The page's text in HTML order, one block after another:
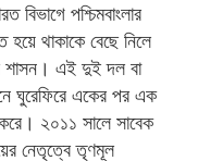
পশ্চিমবাংলার
হয়ে থাকাকে বেছে নিলে
শাসন। এই দুই দল বা
ঘুরেফিরে একের পর এক
করে। ২০১১ সালে সাবেক
নেতৃত্বে তৃণমূল